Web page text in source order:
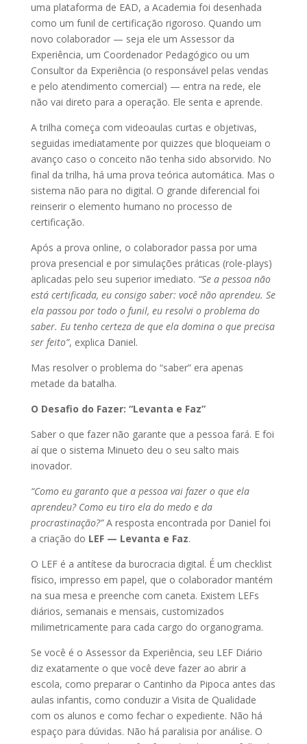
uma plataforma de EAD, a Academia foi desenhada
como um funil de certificação rigoroso. Quando um
novo colaborador — seja ele um Assessor da
Experiência, um Coordenador Pedagógico ou um
Consultor da Experiência (o responsável pelas vendas
e pelo atendimento comercial) — entra na rede, ele
não vai direto para a operação. Ele senta e aprende.
A trilha começa com videoaulas curtas e objetivas,
seguidas imediatamente por quizzes que bloqueiam o
avanço caso o conceito não tenha sido absorvido. No
final da trilha, há uma prova teórica automática. Mas o
sistema não para no digital. O grande diferencial foi
reinserir o elemento humano no processo de
certificação.
Após a prova online, o colaborador passa por uma
prova presencial e por simulações práticas (role-plays)
aplicadas pelo seu superior imediato. “Se a pessoa não
está certificada, eu consigo saber: você não aprendeu. Se
ela passou por todo o funil, eu resolvi o problema do
saber. Eu tenho certeza de que ela domina o que precisa
ser feito”, explica Daniel.
Mas resolver o problema do “saber” era apenas
metade da batalha.
O Desafio do Fazer: “Levanta e Faz”
Saber o que fazer não garante que a pessoa fará. E foi
aí que o sistema Minueto deu o seu salto mais
inovador.
“Como eu garanto que a pessoa vai fazer o que ela
aprendeu? Como eu tiro ela do medo e da
procrastinação?”A resposta encontrada por Daniel foi
a criação do LEF — Levanta e Faz.
O LEF é a antítese da burocracia digital. É um checklist
físico, impresso em papel, que o colaborador mantém
na sua mesa e preenche com caneta. Existem LEFs
diários, semanais e mensais, customizados
milimetricamente para cada cargo do organograma.
Se você é o Assessor da Experiência, seu LEF Diário
diz exatamente o que você deve fazer ao abrir a
escola, como preparar o Cantinho da Pipoca antes das
aulas infantis, como conduzir a Visita de Qualidade
com os alunos e como fechar o expediente. Não há
espaço para dúvidas. Não há paralisia por análise. O